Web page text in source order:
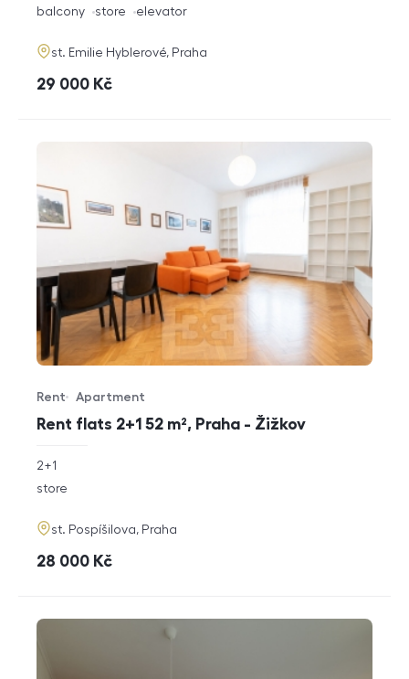
funkce
balcony store elevator
adresa
st. Emilie Hyblerové, Praha
cena
29 000 Kč
Rent flats 2+1 52 m², Praha - Žižkov
Offer type
Rent
Property type
Apartment
rozměry
2+1
funkce
store
adresa
st. Pospíšilova, Praha
cena
28 000 Kč